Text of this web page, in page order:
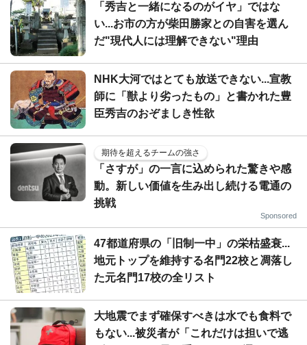
「秀吉と一緒になるのがイヤ」ではな
い...お市の方が柴田勝家との自害を選ん
だ"現代人には理解できない"理由
NHK大河ではとても放送できない...宣教
師に「獣より劣ったもの」と書かれた豊
臣秀吉のおぞましき性欲
期待を超えるチームの強さ
「さすが」の一言に込められた驚きや感
動。新しい価値を生み出し続ける電通の
挑戦
Sponsored
47都道府県の「旧制一中」の栄枯盛衰...
地元トップを維持する名門22校と凋落し
た元名門17校の全リスト
大地震でまず確保すべきは水でも食料で
もない...被災者が「これだけは担いで逃